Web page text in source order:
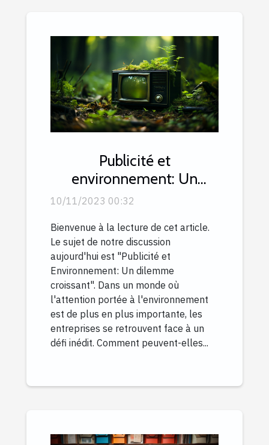
Publicité et
environnement: Un
dilemme croissant
10/11/2023 00:32
Bienvenue à la lecture de cet article.
Le sujet de notre discussion
aujourd'hui est "Publicité et
Environnement: Un dilemme
croissant". Dans un monde où
l'attention portée à l'environnement
est de plus en plus importante, les
entreprises se retrouvent face à un
défi inédit. Comment peuvent-elles...